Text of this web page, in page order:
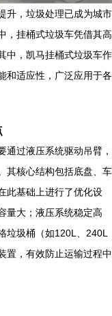
升，垃圾处理已成为城市
，挂桶式垃圾车凭借其高
中，凯马挂桶式垃圾车作
和适应性，广泛应用于各
通过液压系统驱动吊臂，
其核心结构包括底盘、车
此基础上进行了优化设
量大；液压系统稳定高
垃圾桶（如120L、240L
置，有效防止运输过程中